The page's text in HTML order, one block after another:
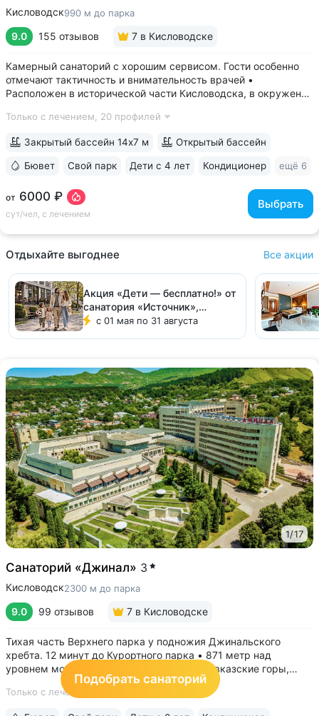
Кисловодск990 м до парка
9.0 155 отзывов 7 в Кисловодске
Камерный санаторий с хорошим сервисом. Гости особенно
отмечают тактичность и внимательность врачей •
Расположен в исторической части Кисловодска, в окружении
лестницы и входа в Курортный парк • Территория 3,2 га
Только с лечением, 20 профилей
от 6000 ₽
сут/чел, с лечением
Выбрать
Закрытый бассейн 14х7 м Открытый бассейн
Бювет Свой парк Дети с 4 лет Кондиционер ещё 6
Отдыхайте выгоднее Все акции
Акция «Дети — бесплатно!» от
санатория «Источник»,
Ессентуки
с 01 мая по 31 августа
1/17
Санаторий «Джинал» 3
Кисловодск2300 м до парка
9.0 99 отзывов 7 в Кисловодске
Тихая часть Верхнего парка у подножия Джинальского
хребта. 12 минут до Курортного парка • 871 метр над
уровнем моря ­— невероятные виды на Кавказские горы,
чистый воздух, тишина и уединение. На территории и рядом
расположены лучшие смотровые площадки Кисловодска •
Только с лечением,
Подобрать санаторий